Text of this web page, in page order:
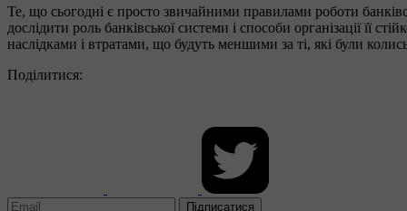
Те, що сьогодні є просто звичайними правилами роботи
дослідити роль банківської системи і способи організації її
наслідками і втратами, що будуть меншими за ті, які були
Поділитися:
Підписатися